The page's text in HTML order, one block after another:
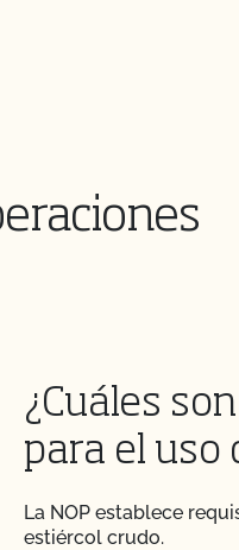
¿Cuáles
para el uso
La NOP establece
estiércol crudo.